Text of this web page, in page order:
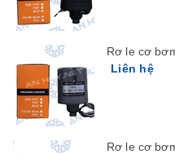
Rơ le cơ
Liên hệ
Rơ le cơ